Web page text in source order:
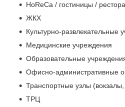
HoReCa / гостиницы /
ЖКХ
Культурно-развлекательные
Медицинские учреждения
Образовательные
Офисно-административные
Транспортные узлы
ТРЦ